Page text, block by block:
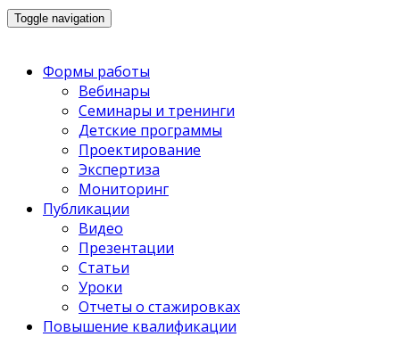
Toggle navigation
Формы работы
Вебинары
Семинары и тренинги
Детские программы
Проектирование
Экспертиза
Мониторинг
Публикации
Видео
Презентации
Статьи
Уроки
Отчеты о стажировках
Повышение квалификации